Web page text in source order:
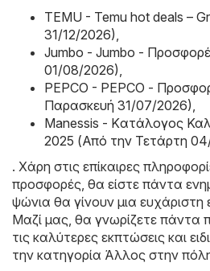
TEMU - Temu hot deals –
31/12/2026)
Jumbo - Jumbo -
01/08/2026)
PEPCO - PEPCO -
Παρασκευή 31/07/2026)
Manessis - Kατάλογος
2025 (Από την Τετάρτη
. Χάρη στις επίκαιρες
προσφορές, θα είστε πάντα
ψώνια θα γίνουν μια ευχάριστη
Μαζί μας, θα γνωρίζετε πάντα
τις καλύτερες εκπτώσεις και
την κατηγορία Άλλος στην